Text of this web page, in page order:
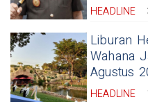
HEADLINE
Liburan
Wahana
Agustus
HEADLINE